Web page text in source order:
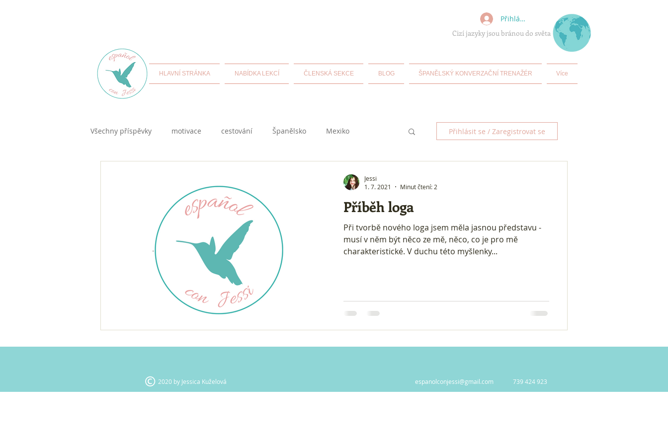
Cizí jazyky jsou bránou do světa
Přihlásit se
HLAVNÍ STRÁNKA NABÍDKA LEKCÍ ČLENSKÁ SEKCE BLOG ŠPANĚLSKÝ KONVERZAČNÍ TRENAŽÉR Více
Všechny příspěvky motivace cestování Španělsko Mexiko
samostudium španělštiny Kuba
Přihlásit se / Zaregistrovat se
Příběh loga
Při tvorbě nového loga jsem měla jasnou představu -
musí v něm být něco ze mě, něco, co je pro mě
charakteristické. V duchu této myšlenky...
Jessi
1. 7. 2021
Minut čtení: 2
2020 by Jessica Kuželová espanolconjessi@gmail.com 739 424 923